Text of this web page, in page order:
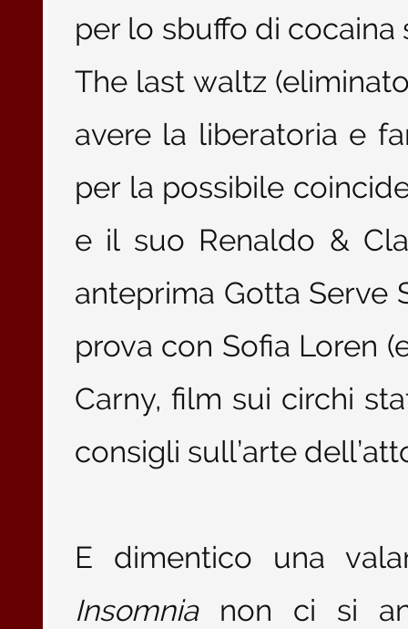
per lo sbuffo di
The last waltz
avere la liberatoria e
per la possibile
e il suo Renaldo &
anteprima Gotta Serve
prova con Sofia Loren
Carny, film sui circhi
consigli sull’arte
E dimentico una
Insomnianon ci si